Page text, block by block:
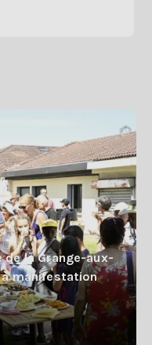
de la Grange-aux-
à manifestation